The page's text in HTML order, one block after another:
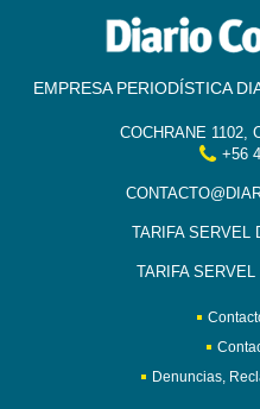
EMPRESA PERIODÍSTICA
COCHRANE 1102,
+56
TARIFA SERVEL
TARIFA
Denuncias,